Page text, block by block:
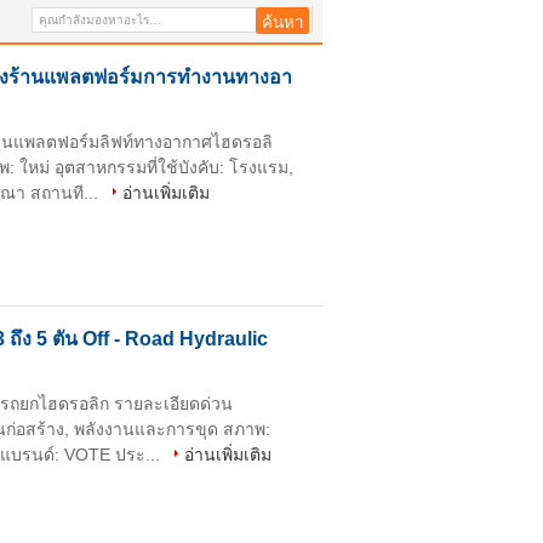
ร้านแพลตฟอร์มการทำงานทางอา
แพลตฟอร์มลิฟท์ทางอากาศไฮดรอลิ
ใหม่ อุตสาหกรรมที่ใช้บังคับ: โรงแรม,
า สถานที...
อ่านเพิ่มเติม
ง 5 ตัน Off - Road Hydraulic
ยกไฮดรอลิก รายละเอียดด่วน
อสร้าง, พลังงานและการขุด สภาพ:
รนด์: VOTE ประ...
อ่านเพิ่มเติม